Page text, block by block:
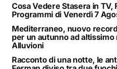
Cosa Vedere Stasera in TV,
Programmi di Venerdì 7
Mediterraneo, nuovo
per un autunno ad altissimo
Alluvioni
Racconto di una notte, le